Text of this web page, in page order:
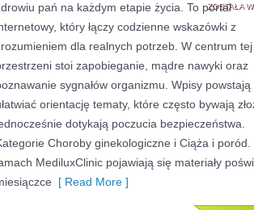
ZOSTAŁA
pań na każdym etapie życia. To portal
który łączy codzienne wskazówki z
dla realnych potrzeb. W centrum tej
stoi zapobieganie, mądre nawyki oraz
sygnałów organizmu. Wpisy
orientację tematy, które często bywają
dotykają poczucia bezpieczeństwa.
Choroby ginekologiczne i Ciąża i poród.
MediluxClinic pojawiają się materiały
[ Read More ]